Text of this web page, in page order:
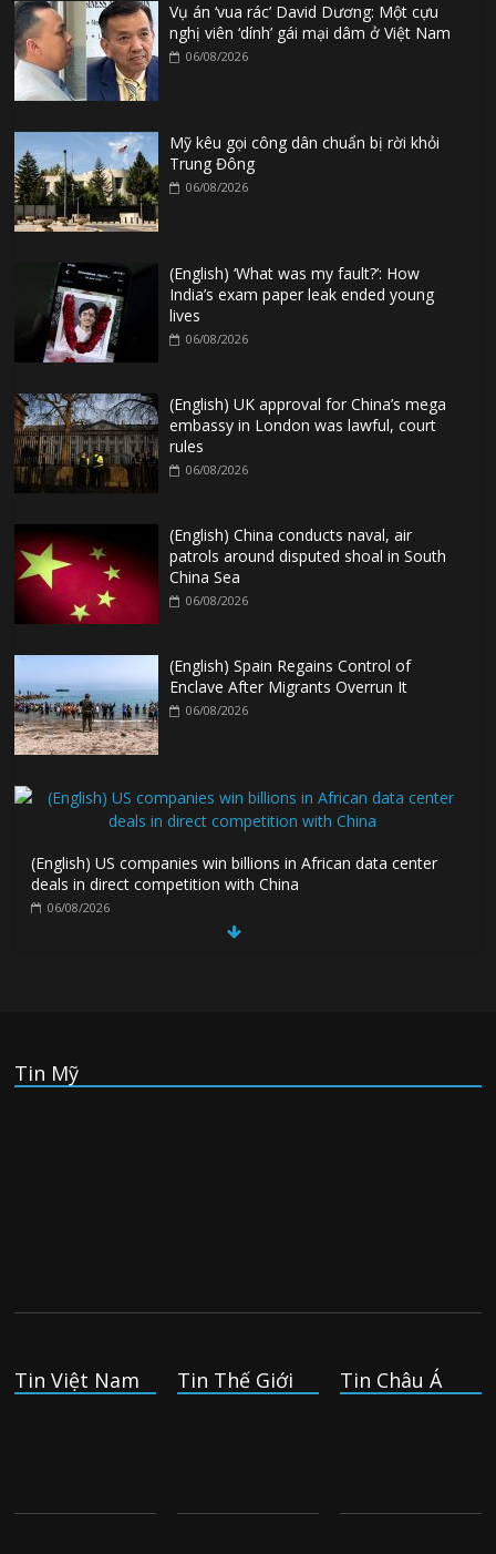
Vụ án ‘vua rác’ David Dương: Một cựu
nghị viên ‘dính’ gái mại dâm ở Việt Nam
06/08/2026
Mỹ kêu gọi công dân chuẩn bị rời khỏi
Trung Đông
06/08/2026
(English) ‘What was my fault?’: How
India’s exam paper leak ended young
lives
06/08/2026
(English) UK approval for China’s mega
embassy in London was lawful, court
rules
06/08/2026
(English) China conducts naval, air
patrols around disputed shoal in South
China Sea
06/08/2026
(English) Spain Regains Control of
Enclave After Migrants Overrun It
06/08/2026
(English) US companies win billions in African data center
deals in direct competition with China
06/08/2026
06/08/2026
Tin Mỹ
Tin Việt Nam Tin Thế Giới Tin Châu Á